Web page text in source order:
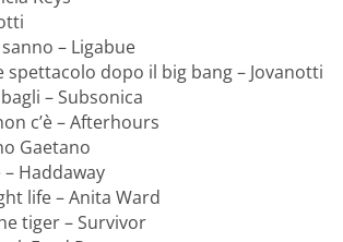
– Ligabue
spettacolo dopo il big bang – Jovanotti
– Subsonica
c’è – Afterhours
Gaetano
Haddaway
life – Anita Ward
tiger – Survivor